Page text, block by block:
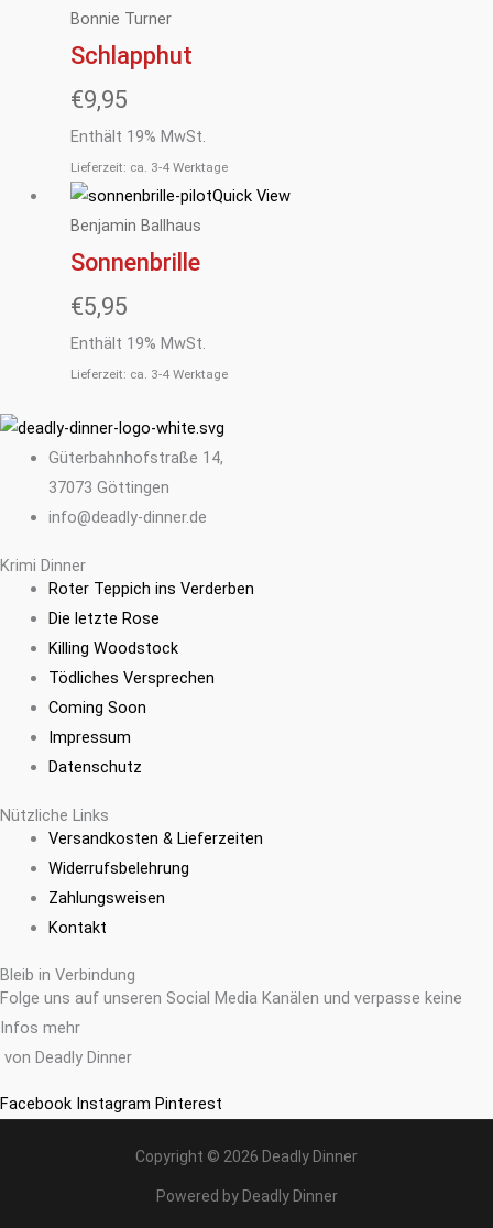
Bonnie Turner
Schlapphut
€9,95
Enthält 19% MwSt.
Lieferzeit: ca. 3-4 Werktage
Quick View
Benjamin Ballhaus
Sonnenbrille
€5,95
Enthält 19% MwSt.
Lieferzeit: ca. 3-4 Werktage
Güterbahnhofstraße 14,
37073 Göttingen
info@deadly-dinner.de
Krimi Dinner
Roter Teppich ins Verderben
Die letzte Rose
Killing Woodstock
Tödliches Versprechen
Coming Soon
Impressum
Datenschutz
Nützliche Links
Versandkosten & Lieferzeiten
Widerrufsbelehrung
Zahlungsweisen
Kontakt
Bleib in Verbindung
Folge uns auf unseren Social Media Kanälen und verpasse keine
Infos mehr
von Deadly Dinner
Facebook Instagram Pinterest
Copyright © 2026 Deadly Dinner
Powered by Deadly Dinner